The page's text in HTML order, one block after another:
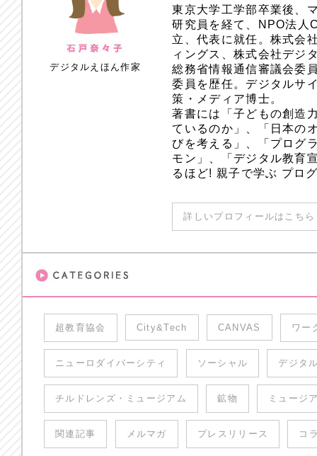
デジタルえほん作家
東京大学工学部卒業後、
研究員を経て、NPO法人
立、代表に就任。株式会
ィングス、株式会社デジ
総務省情報通信審議会委
委員を歴任。デジタルサ
策・メディア博士。
著書には「子どもの創造
ているのか」、「日本の
びを考える」、「プログ
モン」、「デジタル教育
るほど! 親子で学ぶ プロ
詳しいプロフィールはこち
超教育協会 City&Tech CANVAS ワー
ニューロダイバーシティ ソーシャル デジタ
チルドレンズ・ミュージアム 鉱物 ミュージ
関連記事 メルマガ プレスリリース コ